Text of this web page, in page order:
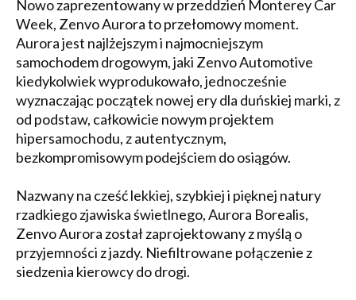
Nowo zaprezentowany w przeddzień Monterey Car
Week, Zenvo Aurora to przełomowy moment.
Aurora jest najlżejszym i najmocniejszym
samochodem drogowym, jaki Zenvo Automotive
kiedykolwiek wyprodukowało, jednocześnie
wyznaczając początek nowej ery dla duńskiej marki, z
od podstaw, całkowicie nowym projektem
hipersamochodu, z autentycznym,
bezkompromisowym podejściem do osiągów.
Nazwany na cześć lekkiej, szybkiej i pięknej natury
rzadkiego zjawiska świetlnego, Aurora Borealis,
Zenvo Aurora został zaprojektowany z myślą o
przyjemności z jazdy. Niefiltrowane połączenie z
siedzenia kierowcy do drogi.